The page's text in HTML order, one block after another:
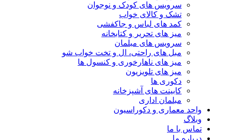
سرویس های کودک و نوجوان
تشک و کالای خواب
کمد های لباس و جاکفشی
میز های تحریر و کتابخانه
سرویس های مبلمان
مبل های راحتی، ال و تخت خواب شو
میز های ناهارخوری و کنسول ها
میز های تلویزیون
دکوری ها
کابینت های آشپزخانه
مبلمان اداری
واحد معماری و دکوراسیون
وبلاگ
تماس با ما
درباره ما